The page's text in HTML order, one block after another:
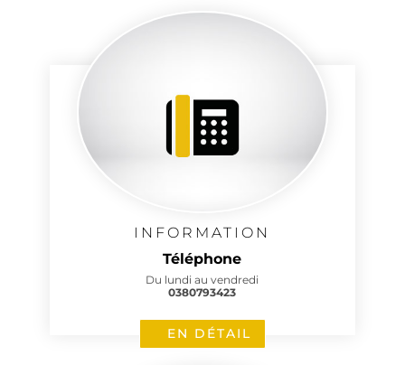
INFORMATION
Téléphone
Du lundi au vendredi
0380793423
EN DÉTAIL